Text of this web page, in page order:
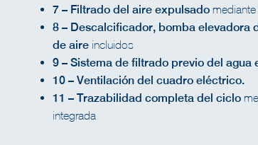
7 – Filtrado del aire expulsado
8 – Descalcificador, bomba elevadora
de aire incluidos
9 – Sistema de filtrado previo del agua
10 – Ventilación del cuadro eléctrico.
11 – Trazabilidad completa del ciclo
integrada